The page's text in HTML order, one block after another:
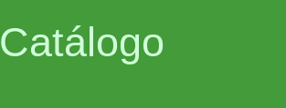
Catálogo